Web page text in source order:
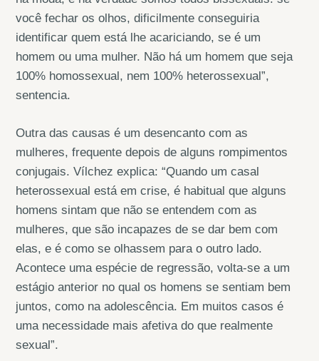
você fechar os olhos, dificilmente conseguiria
identificar quem está lhe acariciando, se é um
homem ou uma mulher. Não há um homem que seja
100% homossexual, nem 100% heterossexual”,
sentencia.
Outra das causas é um desencanto com as
mulheres, frequente depois de alguns rompimentos
conjugais. Vílchez explica: “Quando um casal
heterossexual está em crise, é habitual que alguns
homens sintam que não se entendem com as
mulheres, que são incapazes de se dar bem com
elas, e é como se olhassem para o outro lado.
Acontece uma espécie de regressão, volta-se a um
estágio anterior no qual os homens se sentiam bem
juntos, como na adolescência. Em muitos casos é
uma necessidade mais afetiva do que realmente
sexual”.